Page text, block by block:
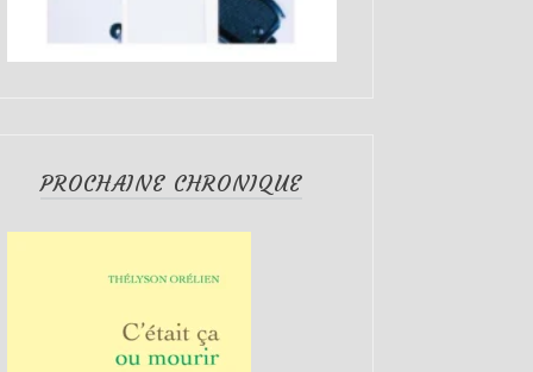
PROCHAINE CHRONIQUE